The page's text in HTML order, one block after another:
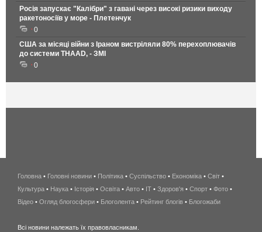
Росія запускає "Калібри" з гавані через високі ризики виходу
ракетоносіїв у море - Плетенчук
0
США за місяці війни з Іраном вистріляли 80% перехоплювачів
до системи THAAD, - ЗМІ
0
беспроводной
интернет
киев
Головна • Головні новини • Політика • Суспільство • Економіка • Світ •
Культура • Наука • Історія • Освіта • Авто • IT • Здоров'я • Спорт • Фото •
Відео • Огляд блогосфери • Блоголента • Рейтинг блогів • Блогожаби
Всі новини належать їх правовласникам.